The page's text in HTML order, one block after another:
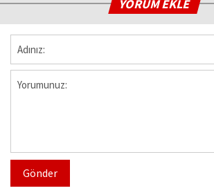
YORUM EKLE
Gönder